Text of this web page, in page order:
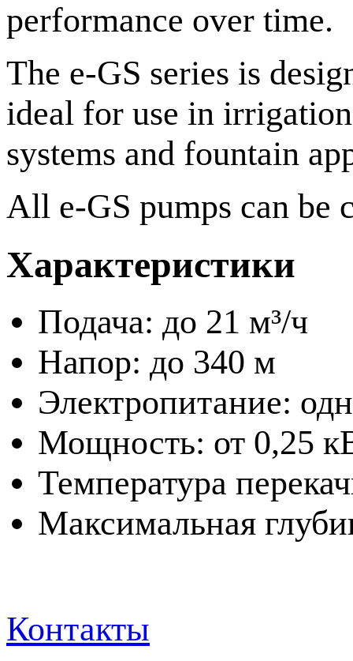
performance over time.
The e-GS series is
ideal for use in
systems and fountain
All e-GS pumps can be
Характеристики
Подача: до 21 м³/ч
Напор: до 340 м
Электропитание:
Мощность: от 0,25
Температура
Максимальная
Контакты